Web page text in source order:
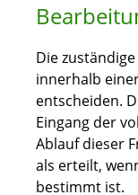
Die
innerhalb
entscheiden.
Eingang der
Ablauf dieser
als erteilt,
bestimmt ist.